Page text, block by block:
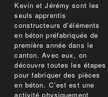
Kevin et Jérémy sont les
seuls apprentis
constructeurs d'éléments
en béton préfabriqués de
première année dans le
canton. Avec eux, on
découvre toutes les étapes
pour fabriquer des pièces
en béton. C'est est une
activité physiquement